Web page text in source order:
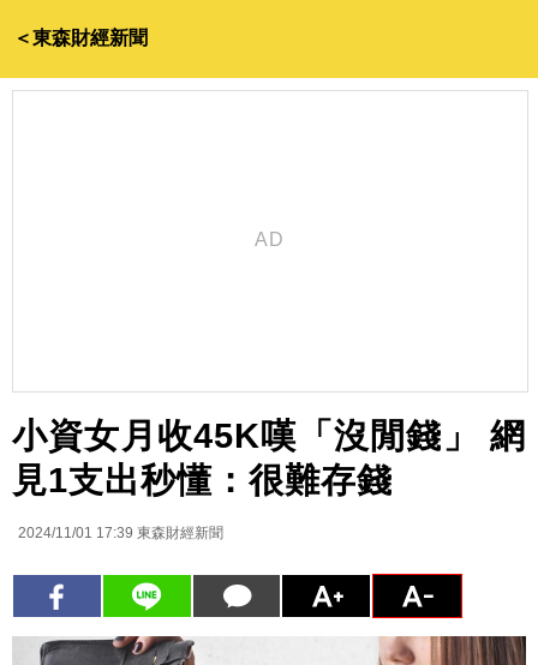
＜東森財經新聞
小資女月收45K嘆「沒閒錢」 網
見1支出秒懂：很難存錢
2024/11/01 17:39 東森財經新聞